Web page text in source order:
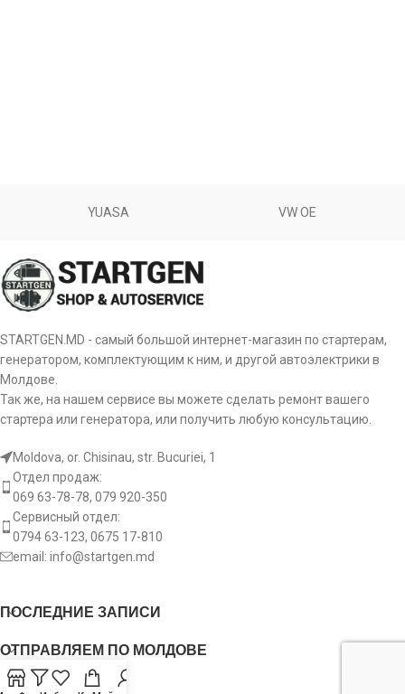
YUASA VW OE
STARTGEN.MD - самый большой интернет-магазин по стартерам,
генератором, комплектующим к ним, и другой автоэлектрики в
Молдове.
Так же, на нашем сервисе вы можете сделать ремонт вашего
стартера или генератора, или получить любую консультацию.
Moldova, or. Chisinau, str. Bucuriei, 1
Отдел продаж:
069 63-78-78, 079 920-350
Сервисный отдел:
0794 63-123, 0675 17-810
email: info@startgen.md
ПОСЛЕДНИЕ ЗАПИСИ
ОТПРАВЛЯЕМ ПО МОЛДОВЕ
USEFUL LINKS